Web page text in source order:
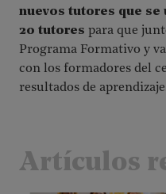
nuevos tutores que
20 tutores para que
Programa Formativo y
con los formadores del
resultados de
Artículos